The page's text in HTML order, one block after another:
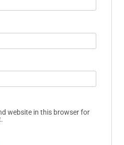
website in this browser for